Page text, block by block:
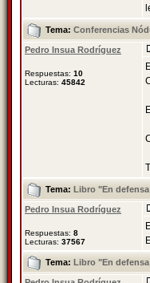
Tema: Conferencias
Pedro Insua Rodríguez
Respuestas: 10
Lecturas: 45842
Tema: Libro "En
Pedro Insua Rodríguez
Respuestas: 8
Lecturas: 37567
Tema: Libro "En